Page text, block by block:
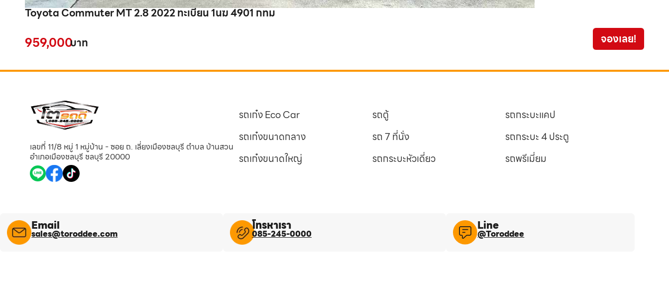
Toyota Commuter MT 2.8 2022 ทะเบียน 1นฆ 4901 กทม
959,000บาท จองเลย!
เลขที่ 11/8 หมู่ 1 หมู่บ้าน - ซอย ถ. เลี่ยงเมืองชลบุรี ตำบล บ้านสวน
อำเภอเมืองชลบุรี ชลบุรี 20000
รถเก๋ง Eco Car
รถเก๋งขนาดกลาง
รถเก๋งขนาดใหญ่
รถตู้
รถ 7 ที่นั่ง
รถกระบะหัวเดี่ยว
รถกระบะแคป
รถกระบะ 4 ประตู
รถพรีเมี่ยม
Email
sales@toroddee.com
โทรหาเรา
085-245-0000
Line​
@Toroddee​